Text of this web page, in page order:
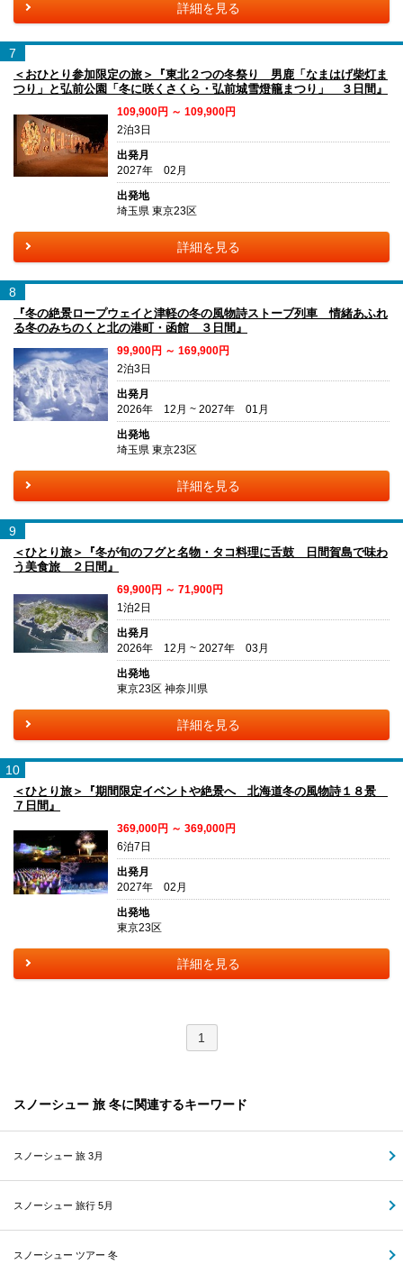
詳細を見る
7
＜おひとり参加限定の旅＞『東北２つの冬祭り 男鹿「なまはげ柴灯ま
つり」と弘前公園「冬に咲くさくら・弘前城雪燈籠まつり」 ３日間』
109,900円 ～ 109,900円
2泊3日
出発月
2027年 02月
出発地
埼玉県 東京23区
詳細を見る
8
『冬の絶景ロープウェイと津軽の冬の風物詩ストーブ列車 情緒あふれ
る冬のみちのくと北の港町・函館 ３日間』
99,900円 ～ 169,900円
2泊3日
出発月
2026年 12月 ~ 2027年 01月
出発地
埼玉県 東京23区
詳細を見る
9
＜ひとり旅＞『冬が旬のフグと名物・タコ料理に舌鼓 日間賀島で味わ
う美食旅 ２日間』
69,900円 ～ 71,900円
1泊2日
出発月
2026年 12月 ~ 2027年 03月
出発地
東京23区 神奈川県
詳細を見る
10
＜ひとり旅＞『期間限定イベントや絶景へ 北海道冬の風物詩１８景
７日間』
369,000円 ～ 369,000円
6泊7日
出発月
2027年 02月
出発地
東京23区
詳細を見る
1
スノーシュー 旅 冬に関連するキーワード
スノーシュー 旅 3月
スノーシュー 旅行 5月
スノーシュー ツアー 冬